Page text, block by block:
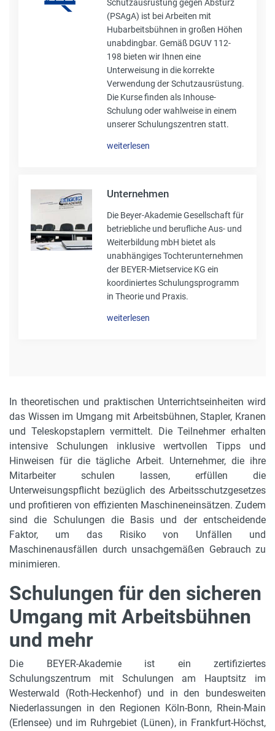
Schutzausrüstung gegen Absturz
(PSAgA) ist bei Arbeiten mit
Hubarbeitsbühnen in großen Höhen
unabdingbar. Gemäß DGUV 112-
198 bieten wir Ihnen eine
Unterweisung in die korrekte
Verwendung der Schutzausrüstung.
Die Kurse finden als Inhouse-
Schulung oder wahlweise in einem
unserer Schulungszentren statt.
weiterlesen
Unternehmen
Die Beyer-Akademie Gesellschaft für
betriebliche und berufliche Aus- und
Weiterbildung mbH bietet als
unabhängiges Tochterunternehmen
der BEYER-Mietservice KG ein
koordiniertes Schulungsprogramm
in Theorie und Praxis.
weiterlesen
In theoretischen und praktischen Unterrichtseinheiten wird
das Wissen im Umgang mit Arbeitsbühnen, Stapler, Kranen
und Teleskopstaplern vermittelt. Die Teilnehmer erhalten
intensive Schulungen inklusive wertvollen Tipps und
Hinweisen für die tägliche Arbeit. Unternehmer, die ihre
Mitarbeiter schulen lassen, erfüllen die
Unterweisungspflicht bezüglich des Arbeitsschutzgesetzes
und profitieren von effizienten Maschineneinsätzen. Zudem
sind die Schulungen die Basis und der entscheidende
Faktor, um das Risiko von Unfällen und
Maschinenausfällen durch unsachgemäßen Gebrauch zu
minimieren.
Schulungen für den sicheren
Umgang mit Arbeitsbühnen
und mehr
Die BEYER-Akademie ist ein zertifiziertes
Schulungszentrum mit Schulungen am Hauptsitz im
Westerwald (Roth-Heckenhof) und in den bundesweiten
Niederlassungen in den Regionen Köln-Bonn, Rhein-Main
(Erlensee) und im Ruhrgebiet (Lünen), in Frankfurt-Höchst,